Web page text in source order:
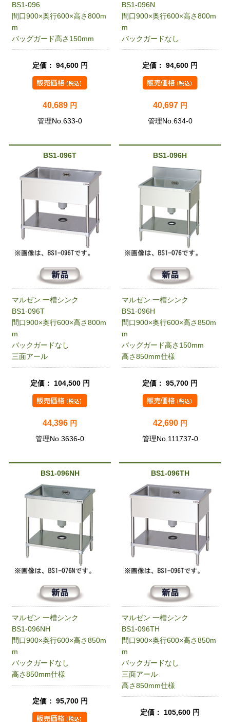
BS1-096
間口900×奥行600×高さ800m
m
バッグガード高さ150mm
定価： 94,600 円
40,689 円
管理No.633-0
BS1-096N
間口900×奥行600×高さ800m
m
バックガードなし
定価： 94,600 円
40,697 円
管理No.634-0
BS1-096T
マルゼン 一槽シンク
BS1-096T
間口900×奥行600×高さ800m
m
バックガードなし
三面アール
定価： 104,500 円
44,396 円
管理No.3636-0
BS1-096H
マルゼン 一槽シンク
BS1-096H
間口900×奥行600×高さ850m
m
バッグガード高さ150mm
高さ850mm仕様
定価： 95,700 円
42,690 円
管理No.111737-0
BS1-096NH
マルゼン 一槽シンク
BS1-096NH
間口900×奥行600×高さ850m
m
バックガードなし
高さ850mm仕様
定価： 95,700 円
BS1-096TH
マルゼン 一槽シンク
BS1-096TH
間口900×奥行600×高さ850m
m
バックガードなし
三面アール
高さ850mm仕様
定価： 105,600 円